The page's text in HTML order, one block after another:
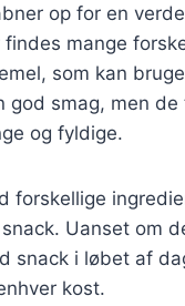
op for en
mange
som kan
smag, men
og fyldige.
forskellige
Uanset om
snack i løbet af
kost.